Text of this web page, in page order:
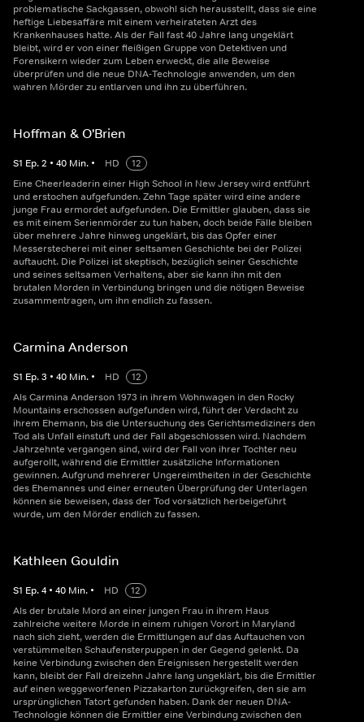
problematische Sackgassen, obwohl sich herausstellt, dass sie eine
heftige Liebesaffäre mit einem verheirateten Arzt des
Krankenhauses hatte. Als der Fall fast 40 Jahre lang ungeklärt
bleibt, wird er von einer fleißigen Gruppe von Detektiven und
Forensikern wieder zum Leben erweckt, die alle Beweise
überprüfen und die neue DNA-Technologie anwenden, um den
wahren Mörder zu entlarven und ihn zu überführen.
Hoffman & O'Brien
S1 Ep.2 • 40 Min. • HD
12
Eine Cheerleaderin einer High School in New Jersey wird entführt
und erstochen aufgefunden. Zehn Tage später wird eine andere
junge Frau ermordet aufgefunden. Die Ermittler glauben, dass sie
es mit einem Serienmörder zu tun haben, doch beide Fälle bleiben
über mehrere Jahre hinweg ungeklärt, bis das Opfer einer
Messerstecherei mit einer seltsamen Geschichte bei der Polizei
auftaucht. Die Polizei ist skeptisch, bezüglich seiner Geschichte
und seines seltsamen Verhaltens, aber sie kann ihn mit den
brutalen Morden in Verbindung bringen und die nötigen Beweise
zusammentragen, um ihn endlich zu fassen.
Carmina Anderson
S1 Ep.3 • 40 Min. • HD
12
Als Carmina Anderson 1973 in ihrem Wohnwagen in den Rocky
Mountains erschossen aufgefunden wird, führt der Verdacht zu
ihrem Ehemann, bis die Untersuchung des Gerichtsmediziners den
Tod als Unfall einstuft und der Fall abgeschlossen wird. Nachdem
Jahrzehnte vergangen sind, wird der Fall von ihrer Tochter neu
aufgerollt, während die Ermittler zusätzliche Informationen
gewinnen. Aufgrund mehrerer Ungereimtheiten in der Geschichte
des Ehemannes und einer erneuten Überprüfung der Unterlagen
können sie beweisen, dass der Tod vorsätzlich herbeigeführt
wurde, um den Mörder endlich zu fassen.
Kathleen Gouldin
S1 Ep.4 • 40 Min. • HD
12
Als der brutale Mord an einer jungen Frau in ihrem Haus
zahlreiche weitere Morde in einem ruhigen Vorort in Maryland
nach sich zieht, werden die Ermittlungen auf das Auftauchen von
verstümmelten Schaufensterpuppen in der Gegend gelenkt. Da
keine Verbindung zwischen den Ereignissen hergestellt werden
kann, bleibt der Fall dreizehn Jahre lang ungeklärt, bis die Ermittler
auf einen weggeworfenen Pizzakarton zurückgreifen, den sie am
ursprünglichen Tatort gefunden haben. Dank der neuen DNA-
Technologie können die Ermittler eine Verbindung zwischen den